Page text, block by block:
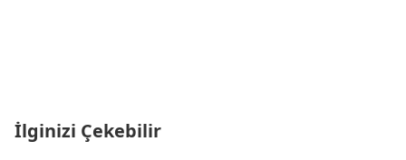
İlginizi Çekebilir